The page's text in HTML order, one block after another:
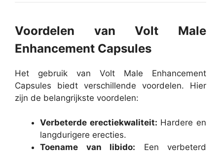
Voordelen van Volt Male
Enhancement Capsules
Het gebruik van Volt Male Enhancement
Capsules biedt verschillende voordelen. Hier
zijn de belangrijkste voordelen:
Verbeterde erectiekwaliteit: Hardere en
langdurigere erecties.
Toename van libido: Een verbeterd